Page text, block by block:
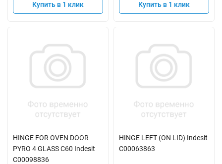
Купить в 1 клик Купить в 1 клик
HINGE FOR OVEN DOOR
PYRO 4 GLASS C60 Indesit
C00098836
HINGE LEFT (ON LID) Indesit
C00063863